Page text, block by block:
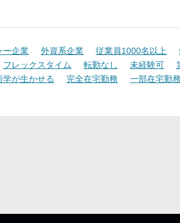
ー企業 外資系企業 従業員1000名以上
フレックスタイム 転勤なし 未経験可
学が生かせる 完全在宅勤務 一部在宅勤務